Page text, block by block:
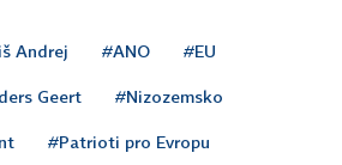
Andrej #ANO #EU
Geert #Nizozemsko
#Patrioti pro Evropu